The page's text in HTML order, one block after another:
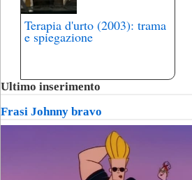
Terapia d'urto (2003): trama
e spiegazione
Ultimo inserimento
Frasi Johnny bravo